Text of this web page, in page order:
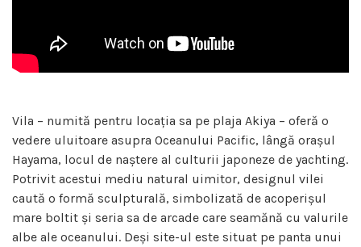
Vila – numită pentru locația sa pe plaja Akiya – oferă o
vedere uluitoare asupra Oceanului Pacific, lângă orașul
Hayama, locul de naștere al culturii japoneze de yachting.
Potrivit acestui mediu natural uimitor, designul vilei
caută o formă sculpturală, simbolizată de acoperișul
mare boltit și seria sa de arcade care seamănă cu valurile
albe ale oceanului. Deși site-ul este situat pe panta unui